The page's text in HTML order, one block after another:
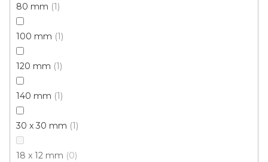
80 mm 1
100 mm 1
120 mm 1
140 mm 1
30 x 30 mm 1
18 x 12 mm 0
Kobercová lišta BOLTA 25387 TSL 55/6
91 Kč / ks
Šedá